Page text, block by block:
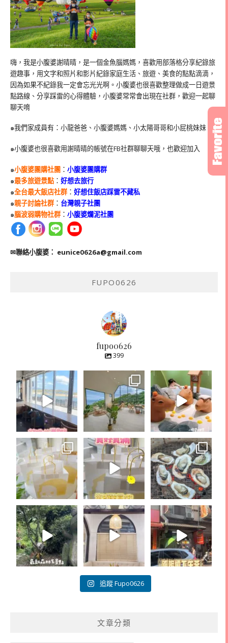
嗨，我是小腹婆謝晴晴，是一個金魚腦媽媽，喜歡用部落格分享紀錄旅
遊趣事，用文字和照片和影片紀錄家庭生活、旅遊、美食的點點滴滴，
因為如果不紀錄我一定會忘光光啊。小腹婆也很喜歡整理做成一日遊景
點路線、分享踩雷的心得體驗，小腹婆常常會出現在社群，歡迎一起聊
聊天唷
๑我們家成員有：小龍爸爸、小腹婆媽媽、小太陽哥哥和小屁桃妹妹
๑小腹婆也很喜歡用謝晴晴的帳號在FB社群聊聊天哦，也歡迎加入
๑小腹婆團購社團 ： 小腹婆團購群
๑最多旅遊景點： 好想去旅行
๑全台最大飯店社群： 好想住飯店踩雷不藏私
๑親子討論社群： 台灣親子社團
๑腦波弱購物社群： 小腹婆爛泥社團
✉聯絡小腹婆： eunice0626a@gmail.com
FUPO0626
fupo0626
399
追蹤 Fupo0626
文章分類